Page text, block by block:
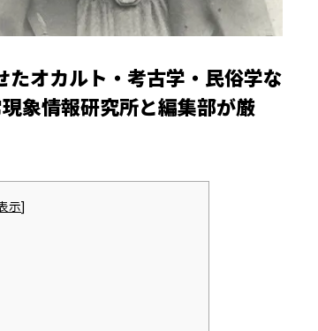
オカルト・考古学・民俗学な
象情報研究所と編集部が厳
示]